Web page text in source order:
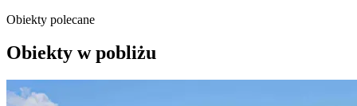
Obiekty polecane
Obiekty w pobliżu